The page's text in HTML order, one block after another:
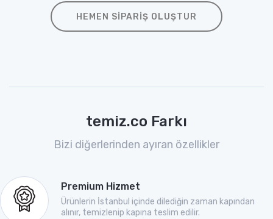
HEMEN SIPARIŞ OLUŞTUR
temiz.co Farkı
Bizi diğerlerinden ayıran özellikler
Premium Hizmet
Ürünlerin İstanbul içinde dilediğin zaman kapından
alınır, temizlenip kapına teslim edilir.